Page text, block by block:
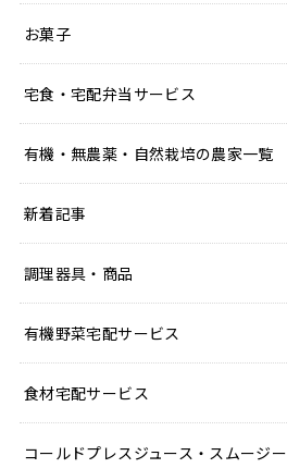
お菓子
宅食・宅配弁当サービス
有機・無農薬・自然栽培の農家一覧
新着記事
調理器具・商品
有機野菜宅配サービス
食材宅配サービス
コールドプレスジュース・スムージー